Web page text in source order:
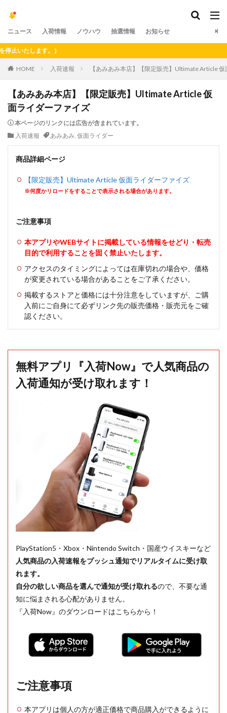
ニュース 入荷情報 ノウハウ 抽選情報 お知らせ
たします。）
HOME 入荷速報 【あみあみ本店】【限定販売】Ultimate Article
【あみあみ本店】【限定販売】Ultimate Article 仮
面ライダーファイズ
本ページのリンクには広告が含まれています。
入荷速報
あみあみ, 仮面ライダー
商品詳細ページ
【限定販売】Ultimate Article 仮面ライダーファイズ
※何度かリロードをすることで表示される場合があります。
ご注意事項
本アプリやWEBサイトに掲載している情報をせどり・転売
目的で利用することを固く禁止いたします。
アクセスのタイミングによっては在庫切れの場合や、価格
が変更されている場合があることをご了承ください。
掲載するストアと価格には十分注意をしていますが、ご購
入前にご自身にて必ずリンク先の販売価格・販売元をご確
認ください。
無料アプリ『入荷Now』で人気商品の
入荷通知が受け取れます！
PlayStation5・Xbox・Nintendo Switch・国産ウイスキーなど
人気商品の入荷速報をプッシュ通知でリアルタイムに受け取
れます。
自分の欲しい商品を選んで通知が受け取れるので、不要な通
知に悩まされる心配がありません。
『入荷Now』のダウンロードはこちらから！
ご注意事項
本アプリは個人の方が適正価格で商品購入ができるように